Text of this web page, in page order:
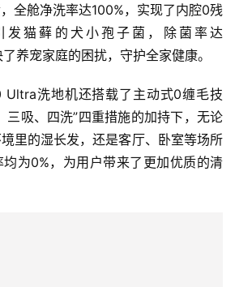
全舱净洗率达100%，实现了内腔0残
发猫藓的犬小孢子菌，除菌率达
养宠家庭的困扰，守护全家健康。
Ultra洗地机还搭载了主动式0缠毛技
三吸、四洗”四重措施的加持下，无论
里的湿长发，还是客厅、卧室等场所
为0%，为用户带来了更加优质的清